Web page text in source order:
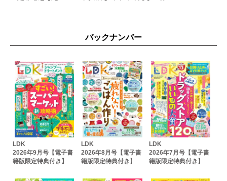
バックナンバー
LDK
2026年9月号【電子書
籍版限定特典付き】
LDK
2026年8月号【電子書
籍版限定特典付き】
LDK
2026年7月号【電子書
籍版限定特典付き】